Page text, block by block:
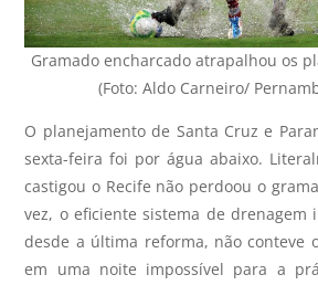
Gramado encharcado atrapalhou os
(Foto: Aldo Carneiro/
O planejamento de Santa Cruz e
sexta-feira foi por água abaixo.
castigou o Recife não perdoou o
vez, o eficiente sistema de drenagem
desde a última reforma, não conteve
em uma noite impossível para a